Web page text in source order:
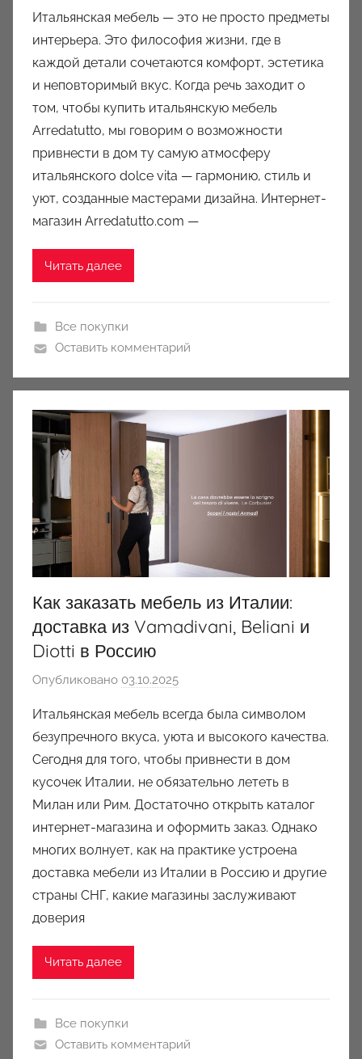
т
о
р
о
м
a
u
k
c
Итальянская мебель — это не просто предметы
интерьера. Это философия жизни, где в
каждой детали сочетаются комфорт, эстетика
и неповторимый вкус. Когда речь заходит о
том, чтобы купить итальянскую мебель
Arredatutto, мы говорим о возможности
привнести в дом ту самую атмосферу
итальянского dolce vita — гармонию, стиль и
уют, созданные мастерами дизайна. Интернет-
магазин Arredatutto.com —
Читать далее
Все покупки
Оставить комментарий
Как заказать мебель из Италии:
доставка из Vamadivani, Beliani и
Diotti в Россию
Опубликовано 03.10.2025
т
о
р
о
м
a
u
k
c
Итальянская мебель всегда была символом
безупречного вкуса, уюта и высокого качества.
Сегодня для того, чтобы привнести в дом
кусочек Италии, не обязательно лететь в
Милан или Рим. Достаточно открыть каталог
интернет-магазина и оформить заказ. Однако
многих волнует, как на практике устроена
доставка мебели из Италии в Россию и другие
страны СНГ, какие магазины заслуживают
доверия
Читать далее
Все покупки
Оставить комментарий